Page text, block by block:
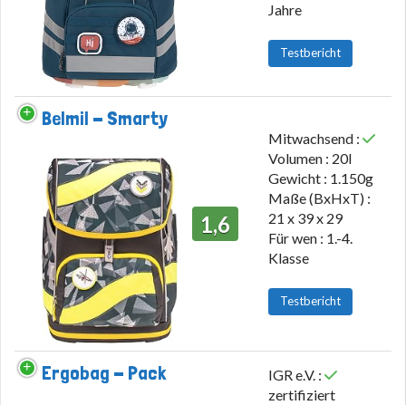
Jahre
Testbericht
Belmil - Smarty
1,6
Mitwachsend :
Volumen : 20l
Gewicht : 1.150g
Maße (BxHxT) :
21 x 39 x 29
Für wen : 1.-4.
Klasse
Testbericht
Ergobag - Pack
IGR e.V. :
zertifiziert